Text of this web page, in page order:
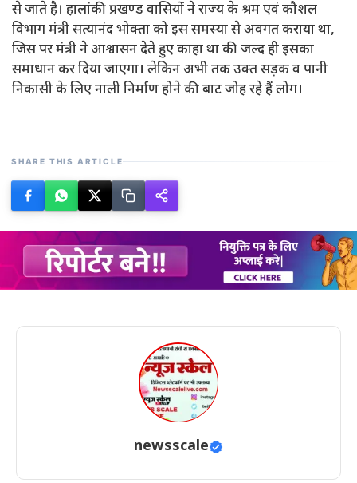
से जाते है। हालांकी प्रखण्ड वासियों ने राज्य के श्रम एवं कौशल
विभाग मंत्री सत्यानंद भोक्ता को इस समस्या से अवगत कराया था,
जिस पर मंत्री ने आश्वासन देते हुए काहा था की जल्द ही इसका
समाधान कर दिया जाएगा। लेकिन अभी तक उक्त सड़क व पानी
निकासी के लिए नाली निर्माण होने की बाट जोह रहे हैं लोग।
SHARE THIS ARTICLE
newsscale